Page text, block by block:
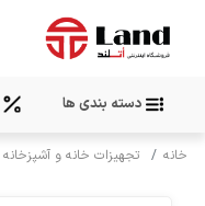
دسته بندی ها
خانه تجهیزات خانه و آشپزخانه